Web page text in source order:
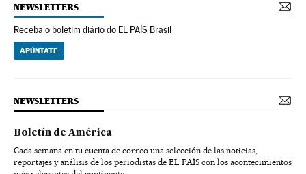
NEWSLETTERS
Receba o boletim diário do EL PAÍS Brasil
APÚNTATE
NEWSLETTERS
Boletín de América
Cada semana en tu cuenta de correo una selección de las noticias,
reportajes y análisis de los periodistas de EL PAÍS con los acontecimientos